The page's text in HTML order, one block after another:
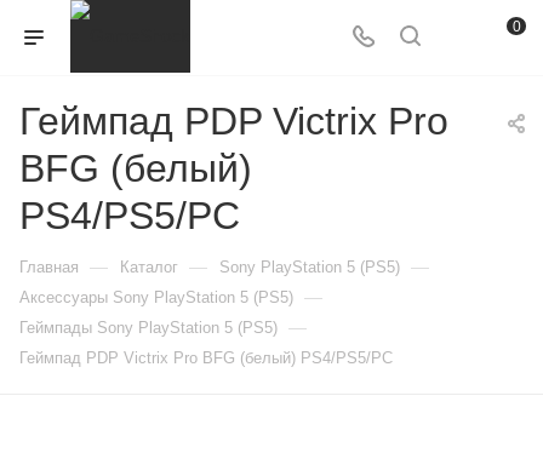
0
Геймпад PDP Victrix Pro
BFG (белый)
PS4/PS5/PC
Главная — Каталог — Sony PlayStation 5 (PS5) —
Аксессуары Sony PlayStation 5 (PS5) —
Геймпады Sony PlayStation 5 (PS5) —
Геймпад PDP Victrix Pro BFG (белый) PS4/PS5/PC